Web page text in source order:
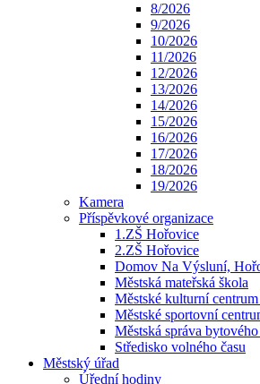
8/2026
9/2026
10/2026
11/2026
12/2026
13/2026
14/2026
15/2026
16/2026
17/2026
18/2026
19/2026
Kamera
Příspěvkové organizace
1.ZŠ Hořovice
2.ZŠ Hořovice
Domov Na Výsluní,
Městská mateřská škola
Městské kulturní
Městské sportovní
Městská správa
Středisko volného času
Městský úřad
Úřední hodiny